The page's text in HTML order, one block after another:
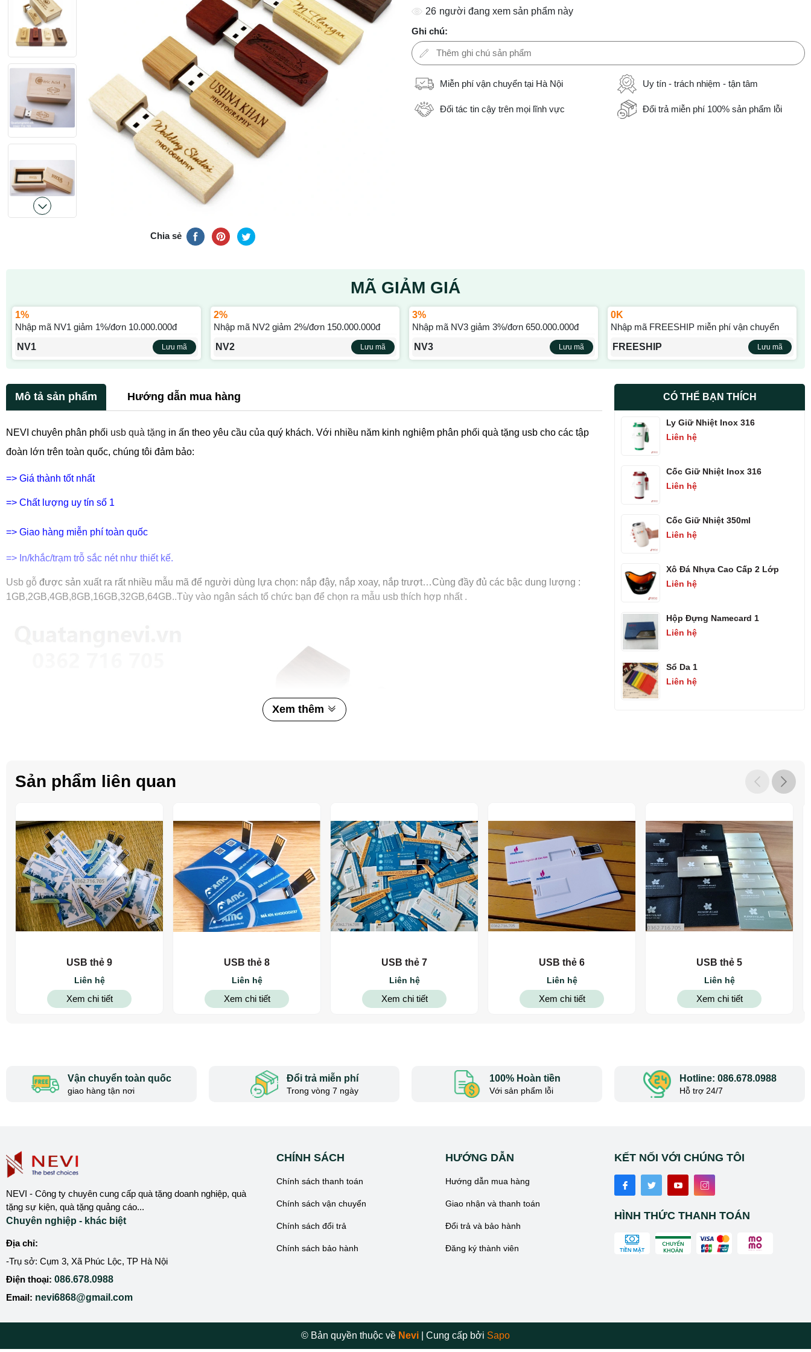
Chia sẻ
26 người đang xem sản phẩm này
Ghi chú:
Miễn phí vận chuyển tại Hà Nội Uy tín - trách nhiệm - tận tâm
Đối tác tin cậy trên mọi lĩnh vực Đổi trả miễn phí 100% sản phẩm lỗi
MÃ GIẢM GIÁ
1%
Nhập mã NV1 giảm 1%/đơn 10.000.000đ
NV1
Lưu mã
2%
Nhập mã NV2 giảm 2%/đơn 150.000.000đ
NV2
Lưu mã
3%
Nhập mã NV3 giảm 3%/đơn 650.000.000đ
NV3
Lưu mã
0K
Nhập mã FREESHIP miễn phí vận chuyển
FREESHIP
Lưu mã
Mô tả sản phẩm Hướng dẫn mua hàng
NEVI chuyên phân phối usb quà tặng in ấn theo yêu cầu của quý khách. Với nhiều năm kinh nghiệm phân phối quà tặng usb cho các tập
đoàn lớn trên toàn quốc, chúng tôi đảm bảo:
=> Giá thành tốt nhất
=> Chất lượng uy tín số 1
=> Giao hàng miễn phí toàn quốc
=> In/khắc/trạm trỗ sắc nét như thiết kế.
Usb gỗ được sản xuất ra rất nhiều mẫu mã để người dùng lựa chọn: nắp đậy, nắp xoay, nắp trượt…Cùng đầy đủ các bậc dung lượng :
1GB,2GB,4GB,8GB,16GB,32GB,64GB..Tùy vào ngân sách tổ chức bạn để chọn ra mẫu usb thích hợp nhất .
Xem thêm
CÓ THỂ BẠN THÍCH
Ly Giữ Nhiệt Inox 316
Liên hệ
Cốc Giữ Nhiệt Inox 316
Liên hệ
Cốc Giữ Nhiệt 350ml
Liên hệ
Xô Đá Nhựa Cao Cấp 2 Lớp
Liên hệ
Hộp Đựng Namecard 1
Liên hệ
Sổ Da 1
Liên hệ
Sản phẩm liên quan
USB thẻ 9
Liên hệ
Xem chi tiết
USB thẻ 8
Liên hệ
Xem chi tiết
USB thẻ 7
Liên hệ
Xem chi tiết
USB thẻ 6
Liên hệ
Xem chi tiết
USB thẻ 5
Liên hệ
Xem chi tiết
Vận chuyển toàn quốc
giao hàng tận nơi
Đổi trả miễn phí
Trong vòng 7 ngày
100% Hoàn tiền
Với sản phẩm lỗi
Hotline: 086.678.0988
Hỗ trợ 24/7
NEVI - Công ty chuyên cung cấp quà tặng doanh nghiệp, quà
tặng sự kiện, quà tặng quảng cáo...
Chuyên nghiệp - khác biệt
Địa chỉ:
-Trụ sở: Cụm 3, Xã Phúc Lộc, TP Hà Nội
Điện thoại: 086.678.0988
Email: nevi6868@gmail.com
CHÍNH SÁCH
Chính sách thanh toán
Chính sách vận chuyển
Chính sách đổi trả
Chính sách bảo hành
HƯỚNG DẪN
Hướng dẫn mua hàng
Giao nhận và thanh toán
Đổi trả và bảo hành
Đăng ký thành viên
KẾT NỐI VỚI CHÚNG TÔI
HÌNH THỨC THANH TOÁN
© Bản quyền thuộc về Nevi Cung cấp bởi Sapo